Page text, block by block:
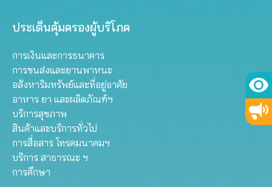
ประเด็นคุ้มครองผู้บริโภค
การเงินและการธนาคาร
การขนส่งและยานพาหนะ
อสังหาริมทรัพย์และที่อยู่อาศัย
อาหาร ยา และผลิตภัณฑ์ฯ
บริการสุขภาพ
สินค้าและบริการทั่วไป
การสื่อสาร โทรคมนาคมฯ
บริการ สาธารณะ ฯ
การศึกษา